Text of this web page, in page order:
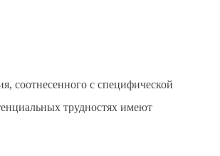
соотнесенного с специфической
трудностях имеют